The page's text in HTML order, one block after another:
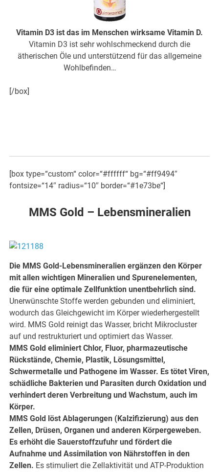
Vitamin D3 ist das im Menschen wirksame Vitamin D.
Vitamin D3 ist sehr wohlschmeckend durch die
ätherischen Öle und unterstützend für das allgemeine
Wohlbefinden…
[/box]
[box type=“custom“ color=“#ffffff“ bg=“#ff9494″
fontsize=“14″ radius=“10″ border=“#1e73be“]
MMS Gold – Lebensmineralien
Die MMS Gold-Lebensmineralien ergänzen den Körper
mit allen wichtigen Mineralien und Spurenelementen,
die für eine optimale Zellfunktion unentbehrlich sind.
Unerwünschte Stoffe werden gebunden und eliminiert,
wodurch das Gleichgewicht im Körper wiederhergestellt
wird. MMS Gold reinigt das Wasser, bricht Mikrocluster
auf und restrukturiert und optimiert das Wasser.
MMS Gold eliminiert Chlor, Fluor, pharmazeutische
Rückstände, Chemie, Plastik, Lösungsmittel,
Schwermetalle und Pathogene im Wasser. Es tötet Viren,
schädliche Bakterien und Parasiten durch Oxidation und
verhindert deren Verbreitung und Wachstum, auch im
Körper.
MMS Gold löst Ablagerungen (Kalzifizierung) aus den
Zellen, Drüsen, Organen und anderen Körpergeweben.
Es erhöht die Sauerstoffzufuhr und fördert die
Aufnahme und Assimilation von Nährstoffen in den
Zellen. Es stimuliert die Zellaktivität und ATP-Produktion